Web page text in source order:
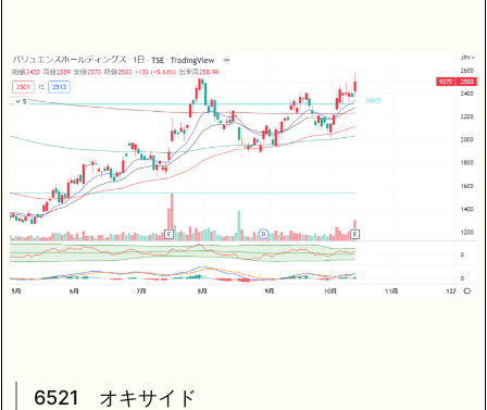
6521 オキサイド